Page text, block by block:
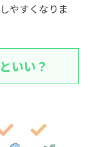
やすくなりま
いい？